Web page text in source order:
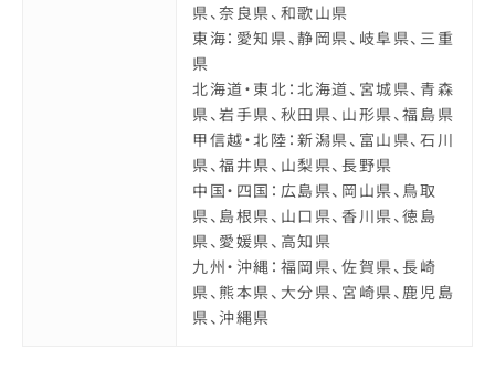
県、奈良県、和歌山県
東海：愛知県、静岡県、岐阜県、三重
県
北海道・東北：北海道、宮城県、青森
県、岩手県、秋田県、山形県、福島県
甲信越・北陸：新潟県、富山県、石川
県、福井県、山梨県、長野県
中国・四国：広島県、岡山県、鳥取
県、島根県、山口県、香川県、徳島
県、愛媛県、高知県
九州・沖縄：福岡県、佐賀県、長崎
県、熊本県、大分県、宮崎県、鹿児島
県、沖縄県